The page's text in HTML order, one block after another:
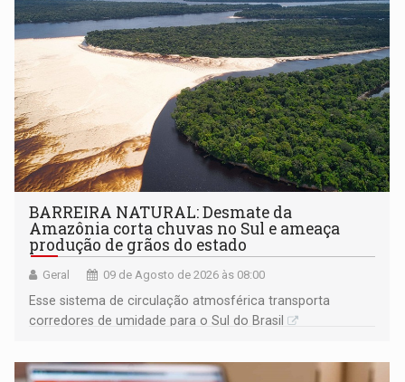
BARREIRA NATURAL: Desmate da
Amazônia corta chuvas no Sul e ameaça
produção de grãos do estado
Geral 09 de Agosto de 2026 às 08:00
Esse sistema de circulação atmosférica transporta
corredores de umidade para o Sul do Brasil